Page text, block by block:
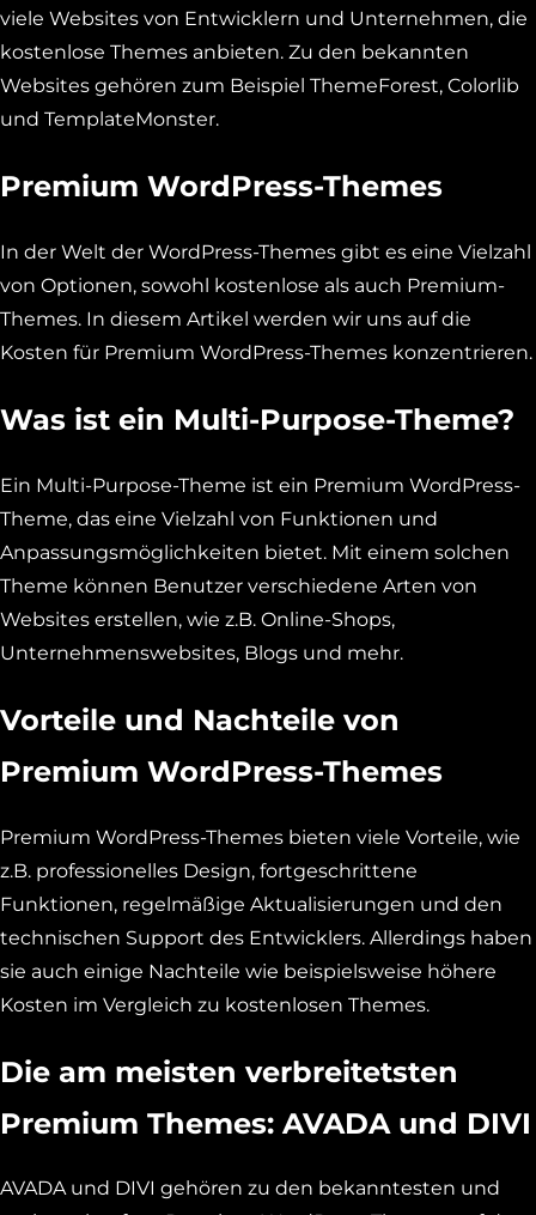
viele Websites von Entwicklern und Unternehmen, die
kostenlose Themes anbieten. Zu den bekannten
Websites gehören zum Beispiel ThemeForest, Colorlib
und TemplateMonster.
Premium WordPress-Themes
In der Welt der WordPress-Themes gibt es eine Vielzahl
von Optionen, sowohl kostenlose als auch Premium-
Themes. In diesem Artikel werden wir uns auf die
Kosten für Premium WordPress-Themes konzentrieren.
Was ist ein Multi-Purpose-Theme?
Ein Multi-Purpose-Theme ist ein Premium WordPress-
Theme, das eine Vielzahl von Funktionen und
Anpassungsmöglichkeiten bietet. Mit einem solchen
Theme können Benutzer verschiedene Arten von
Websites erstellen, wie z.B. Online-Shops,
Unternehmenswebsites, Blogs und mehr.
Vorteile und Nachteile von
Premium WordPress-Themes
Premium WordPress-Themes bieten viele Vorteile, wie
z.B. professionelles Design, fortgeschrittene
Funktionen, regelmäßige Aktualisierungen und den
technischen Support des Entwicklers. Allerdings haben
sie auch einige Nachteile wie beispielsweise höhere
Kosten im Vergleich zu kostenlosen Themes.
Die am meisten verbreitetsten
Premium Themes: AVADA und DIVI
AVADA und DIVI gehören zu den bekanntesten und